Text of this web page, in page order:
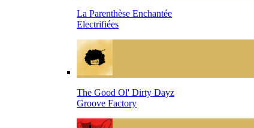
La Parenthèse Enchantée
Electrifiées
The Good Ol' Dirty Dayz
Groove Factory